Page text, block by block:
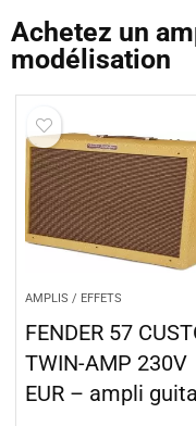
Achetez un
modélisation
AMPLIS / EFFETS
FENDER 57
TWIN-AMP 230V
EUR – ampli